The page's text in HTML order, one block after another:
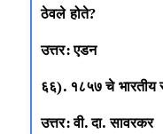
ठेवले होते?
उत्तर: एडन
६६). १८५७ चे भारतीय
उत्तर: वी. दा. सावरकर